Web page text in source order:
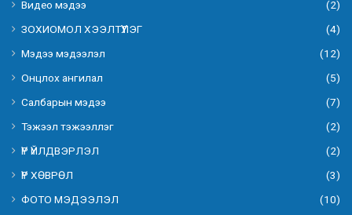
Видео мэдээ
(2)
ЗОХИОМОЛ ХЭЭЛТҮҮЛЭГ
(4)
Мэдээ мэдээлэл
(12)
Онцлох ангилал
(5)
Салбарын мэдээ
(7)
Тэжээл тэжээллэг
(2)
ҮР ҮЙЛДВЭРЛЭЛ
(2)
ҮР ХӨВРӨЛ
(3)
ФОТО МЭДЭЭЛЭЛ
(10)